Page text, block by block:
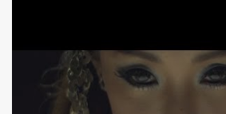
です。 コード理論は英語で言うa b cを学
容、数学で言う四則演算の後の正の数負
所でしょうか。 とにかく挫折しやすく、